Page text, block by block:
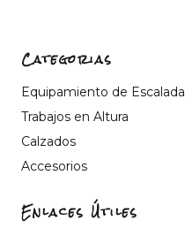
Categorias
Equipamiento de Escalada
Trabajos en Altura
Calzados
Accesorios
Enlaces Útiles